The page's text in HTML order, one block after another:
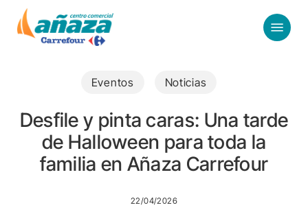
Menu
Eventos Noticias
Desfile y pinta caras: Una tarde
de Halloween para toda la
familia en Añaza Carrefour
22/04/2026